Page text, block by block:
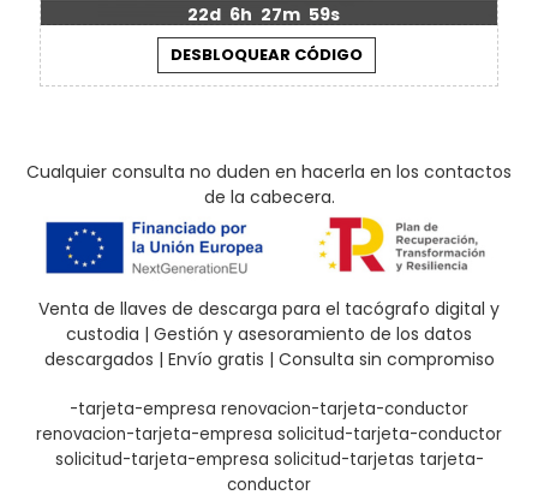
22d 6h 27m 58s
Cualquier consulta no duden en hacerla en los contactos
de la cabecera.
Venta de llaves de descarga para el tacógrafo digital y
custodia | Gestión y asesoramiento de los datos
descargados | Envío gratis | Consulta sin compromiso
-tarjeta-empresa renovacion-tarjeta-conductor
renovacion-tarjeta-empresa solicitud-tarjeta-conductor
solicitud-tarjeta-empresa solicitud-tarjetas tarjeta-
conductor